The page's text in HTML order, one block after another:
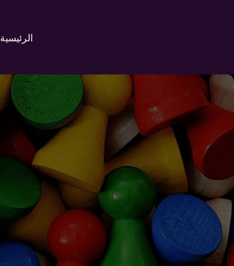
الرئيسية